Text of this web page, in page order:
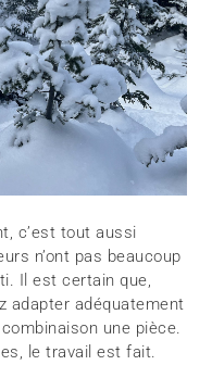
c’est tout aussi
n’ont pas beaucoup
Il est certain que,
adapter adéquatement
une pièce.
le travail est fait.